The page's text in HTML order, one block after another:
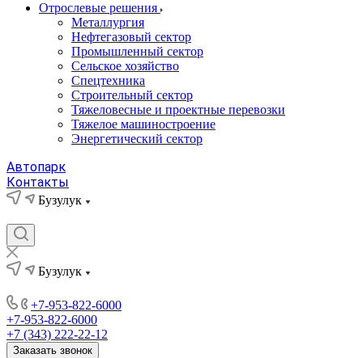
Отрослевые решения
Металлургия
Нефтегазовый сектор
Промышленный сектор
Сельское хозяйство
Спецтехника
Строительный сектор
Тяжеловесные и проектные перевозки
Тяжелое машиностроение
Энергетический сектор
Автопарк
Контакты
Бузулук
Бузулук
+7-953-822-6000
+7-953-822-6000
+7 (343) 222-22-12
Заказать звонок